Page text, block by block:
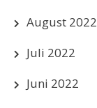
August 2022
Juli 2022
Juni 2022